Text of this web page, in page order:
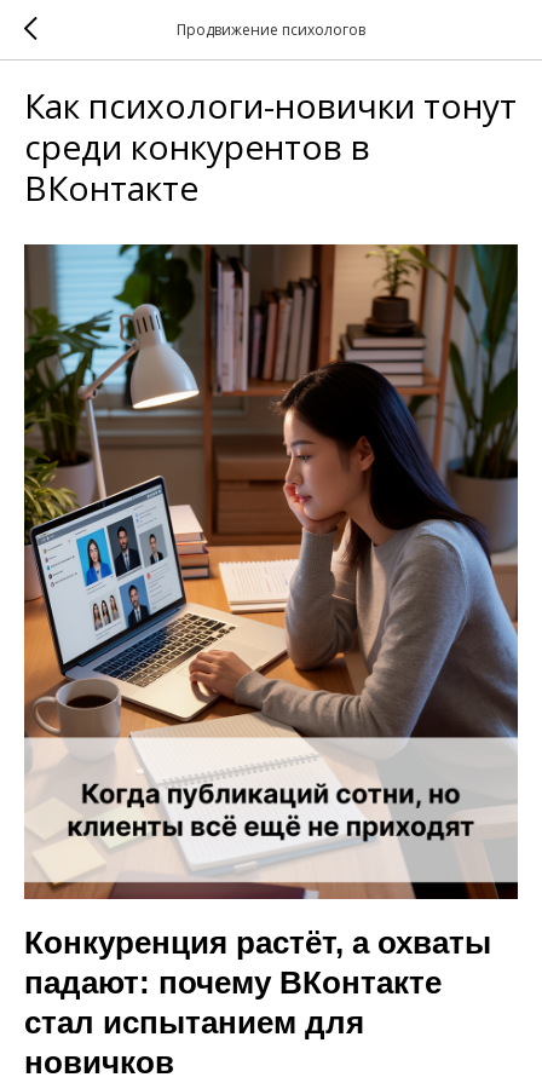
Продвижение психологов
Как психологи-новички тонут
среди конкурентов в
ВКонтакте
Конкуренция растёт, а охваты
падают: почему ВКонтакте
стал испытанием для
новичков